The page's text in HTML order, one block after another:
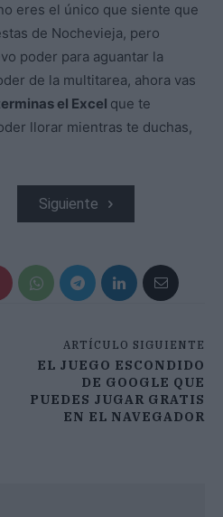
eres el único que siente que
de Nochevieja, pero
poder para aguantar la
de la multitarea, ahora vas
el Excel que te
llorar mientras te duchas,
Siguiente
ARTÍCULO SIGUIENTE
EL JUEGO ESCONDIDO
DE GOOGLE QUE
PUEDES JUGAR GRATIS
EN EL NAVEGADOR